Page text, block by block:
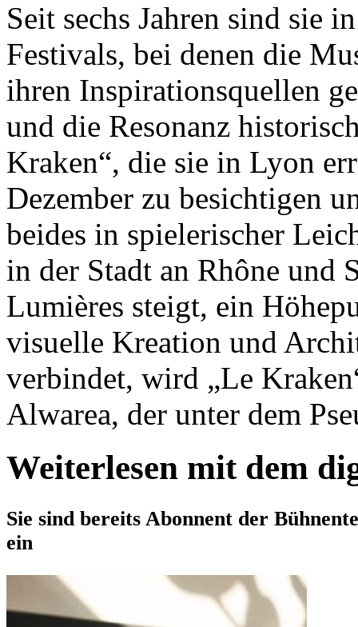
Seit sechs Jahren sind sie
Festivals, bei denen die
ihren Inspirationsquellen
und die Resonanz
Kraken“, die sie in Lyon
Dezember zu besichtigen
beides in spielerischer
in der Stadt an Rhône und
Lumières steigt, ein
visuelle Kreation und
verbindet, wird „Le
Alwarea, der unter dem
Weiterlesen mit dem
Sie sind bereits Abonnent der
ein